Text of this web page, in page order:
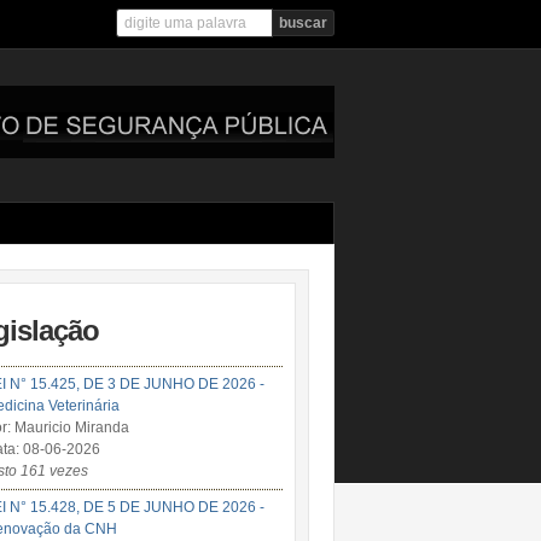
N° 15.425, DE 3 DE JUNHO DE 2026 -
Veterinária
Mauricio Miranda
08-06-2026
161 vezes
N° 15.428, DE 5 DE JUNHO DE 2026 -
da CNH